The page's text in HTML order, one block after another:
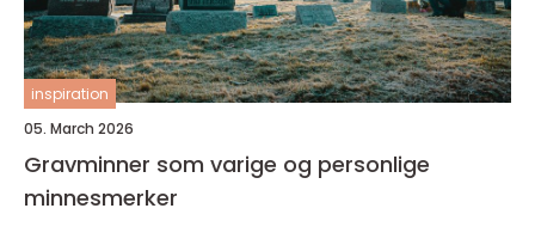
inspiration
05. March 2026
Gravminner som varige og personlige
minnesmerker